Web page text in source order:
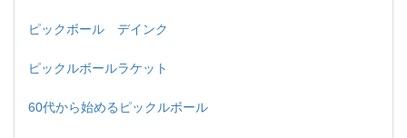
ピックボール デインク
ピックルボールラケット
60代から始めるピックルボール